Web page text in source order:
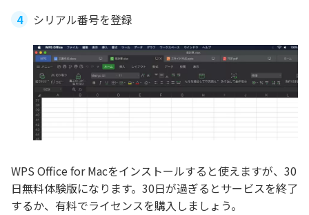
シリアル番号を登録
WPS Office for Macをインストールすると使えますが、30
日無料体験版になります。30日が過ぎるとサービスを終了
するか、有料でライセンスを購入しましょう。